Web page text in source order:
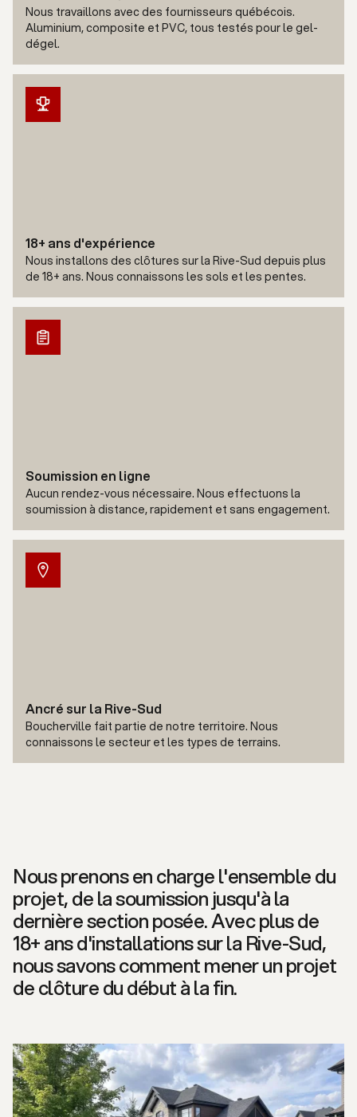
Nous travaillons avec des fournisseurs québécois.
Aluminium, composite et PVC, tous testés pour le gel-
dégel.
18+ ans d'expérience
Nous installons des clôtures sur la Rive-Sud depuis plus
de 18+ ans. Nous connaissons les sols et les pentes.
Soumission en ligne
Aucun rendez-vous nécessaire. Nous effectuons la
soumission à distance, rapidement et sans engagement.
Ancré sur la Rive-Sud
Boucherville fait partie de notre territoire. Nous
connaissons le secteur et les types de terrains.
Nous prenons en charge l'ensemble du
projet, de la soumission jusqu'à la
dernière section posée. Avec plus de
18+ ans d'installations sur la Rive-Sud,
nous savons comment mener un projet
de clôture du début à la fin.